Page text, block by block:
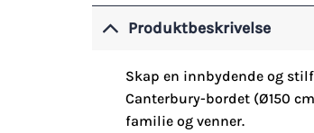
Produktbeskrivelse
Skap en innbydende og
Canterbury-bordet (Ø150
familie og venner.